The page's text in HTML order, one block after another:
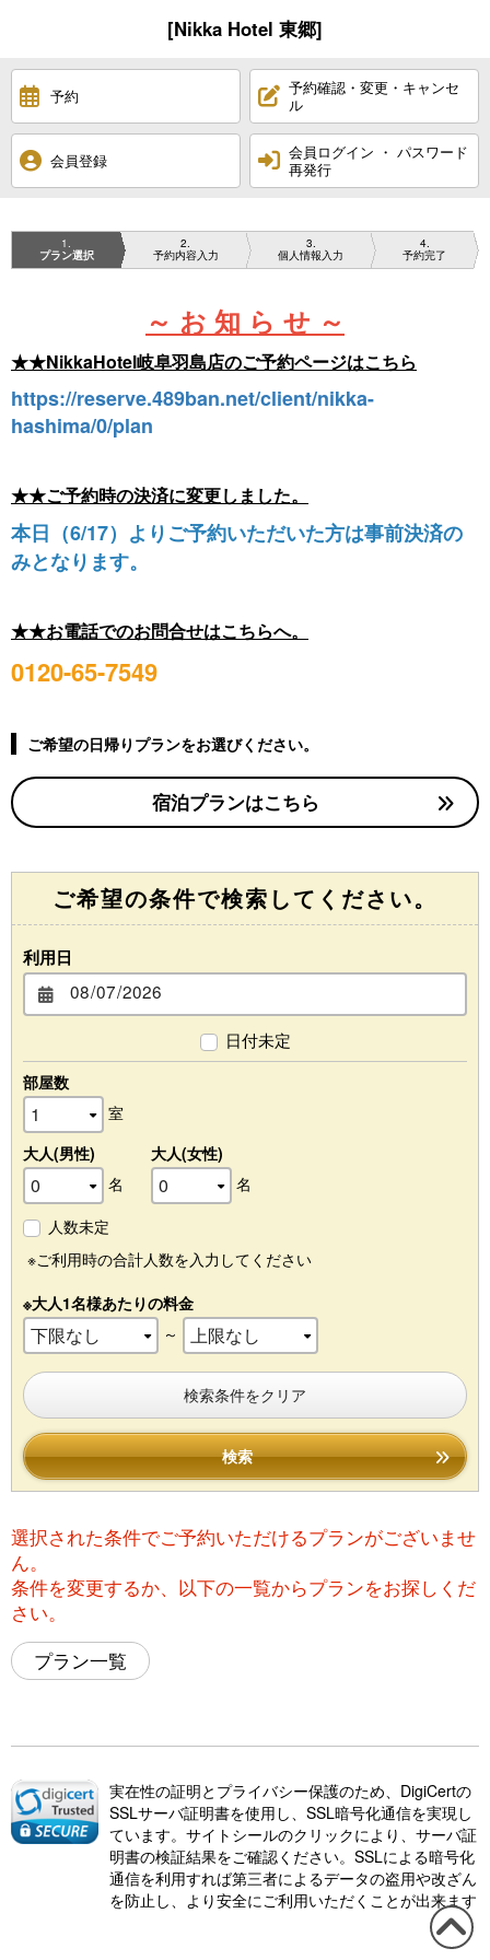
[Nikka Hotel 東郷]
予約
予約確認・変更・キャンセ
ル
会員登録
会員ログイン ・ パスワード
再発行
1
プラン選択
2
予約内容入力
3
個人情報入力
4
予約完了
～ お 知 ら せ ～
★★NikkaHotel岐阜羽島店のご予約ページはこちら
https://reserve.489ban.net/client/nikka-
hashima/0/plan
★★ご予約時の決済に変更しました。
本日（6/17）よりご予約いただいた方は事前決済の
みとなります。
★★お電話でのお問合せはこちらへ。
0120-65-7549
ご希望の日帰りプランをお選びください。
宿泊プランはこちら
ご希望の条件で検索してください。
利用日
日付未定
部屋数
室
大人(男性)
名
大人(女性)
名
人数未定
※ご利用時の合計人数を入力してください
※大人1名様あたりの料金
～
検索条件をクリア
検索
選択された条件でご予約いただけるプランがございませ
ん。
条件を変更するか、以下の一覧からプランをお探しくだ
さい。
プラン一覧
実在性の証明とプライバシー保護のため、DigiCertの
SSLサーバ証明書を使用し、SSL暗号化通信を実現し
ています。サイトシールのクリックにより、サーバ証
明書の検証結果をご確認ください。SSLによる暗号化
通信を利用すれば第三者によるデータの盗用や改ざん
を防止し、より安全にご利用いただくことが出来ます